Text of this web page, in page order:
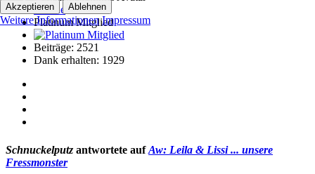
Offline
Platinum Mitglied
Beiträge: 2521
Dank erhalten: 1929
Schnuckelputz antwortete aufAw: Leila & Lissi ... unsere
Fressmonster
Akzeptieren Ablehnen
Weitere Informationen Impressum